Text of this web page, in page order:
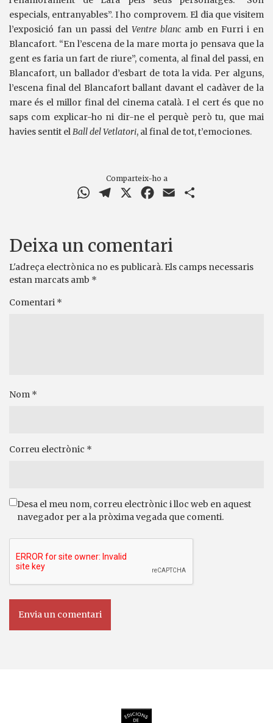
especials, entranyables”. I ho comprovem. El dia que visitem
l’exposició fan un passi delVentre blancamb en Furri i en
Blancafort. “En l’escena de la mare morta jo pensava que la
gent es faria un fart de riure”, comenta, al final del passi, en
Blancafort, un ballador d’esbart de tota la vida. Per alguns,
l’escena final del Blancafort ballant davant el cadàver de la
mare és el millor final del cinema català. I el cert és que no
saps com explicar-ho ni dir-ne el perquè però tu, que mai
havies sentit elBall del Vetlatori, al final de tot, t’emociones.
Comparteix-ho a
WhatsAppTelegram Facebook
Email
Deixa un comentari
L'adreça electrònica no es publicarà. Els camps necessaris
estan marcats amb *
Comentari *
Nom *
Correu electrònic *
Desa el meu nom, correu electrònic i lloc web en aquest
navegador per a la pròxima vegada que comenti.